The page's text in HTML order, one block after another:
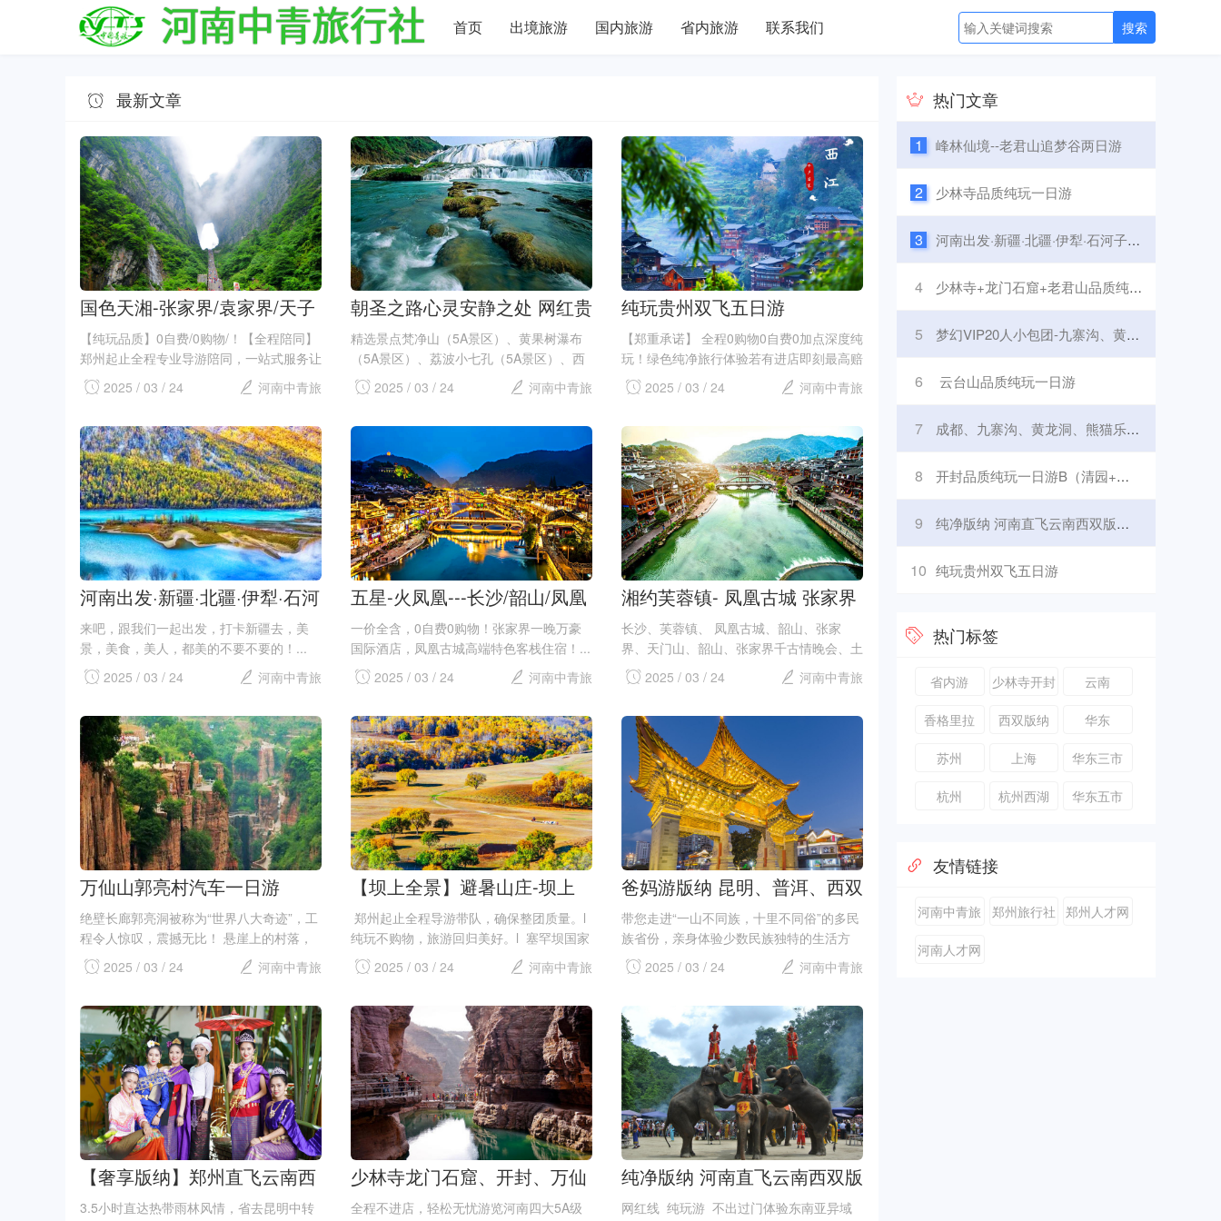
首页 出境旅游 国内旅游 省内旅游 联系我们
最新文章
国色天湘-张家界/袁家界/天子
山/金鞭溪、天门山（玻璃栈
道）、凤凰古城/芙蓉镇/张家
界千古情/苗寨/双飞5日游
【纯玩品质】0自费/0购物/！【全程陪同】
郑州起止全程专业导游陪同，一站式服务让
您玩的更舒心！...
2025 / 03 / 24 河南中青旅
朝圣之路心灵安静之处 网红贵
州六日游
精选景点梵净山（5A景区）、黄果树瀑布
（5A景区）、荔波小七孔（5A景区）、西
江千户苗寨（4A景区）、镇远古镇（5A景
区）、青岩古镇（5A景区）...
2025 / 03 / 24 河南中青旅
纯玩贵州双飞五日游
【郑重承诺】 全程0购物0自费0加点深度纯
玩！绿色纯净旅行体验若有进店即刻最高赔
付2000元！...
2025 / 03 / 24 河南中青旅
河南出发·新疆·北疆·伊犁·石河
子·绿色草原·红色兵团·之旅双
飞八日游
来吧，跟我们一起出发，打卡新疆去，美
景，美食，美人，都美的不要不要的！...
2025 / 03 / 24
河南中青旅
五星-火凤凰---长沙/韶山/凤凰
古城/墨戎夯吾苗寨/芙蓉镇/张
家 界国家森林公园/袁家界/杨
家界/金鞭溪 黄龙洞/乘地下河
含五星豪华六日游
一价全含，0自费0购物！张家界一晚万豪
国际酒店，凤凰古城高端特色客栈住宿！...
2025 / 03 / 24
河南中青旅
湘约芙蓉镇- 凤凰古城 张家界
芙蓉镇、土司城、 韶山、天门
山双卧6日游
长沙、芙蓉镇、 凤凰古城、韶山、张家
界、天门山、韶山、张家界千古情晚会、土
司城 千古情主题公园等你来！...
2025 / 03 / 24 河南中青旅
万仙山郭亮村汽车一日游
绝壁长廊郭亮洞被称为“世界八大奇迹”，工
程令人惊叹，震撼无比！ 悬崖上的村落，
有着淳朴的乡土风情，别有一番山村情
趣！...
2025 / 03 / 24 河南中青旅
【坝上全景】避暑山庄-坝上
草原-木兰围场-避暑山庄+乌兰
布统大草原+塞罕坝国家森林
公园 双卧五日游
郑州起止全程导游带队，确保整团质量。l
纯玩不购物，旅游回归美好。l 塞罕坝国家
森林公园+乌兰布统大草原+避暑山庄，内
容深度。...
2025 / 03 / 24 河南中青旅
爸妈游版纳 昆明、普洱、西双
版纳双飞6天 夕阳红之旅
带您走进“一山不同族，十里不同俗”的多民
族省份，亲身体验少数民族独特的生活方
式、解开他们神秘有趣的风土习俗！...
2025 / 03 / 24 河南中青旅
【奢享版纳】郑州直飞云南西
双版纳双飞5日纯玩游
3.5小时直达热带雨林风情，省去昆明中转
少林寺龙门石窟、开封、万仙
山、云台山、玻璃栈道五日游
全程不进店，轻松无忧游览河南四大5A级
纯净版纳 河南直飞云南西双版
纳5日游
网红线 纯玩游 不出过门体验东南亚异域
热门文章
1 峰林仙境--老君山追梦谷两日游
2 少林寺品质纯玩一日游
3 河南出发·新疆·北疆·伊犁·石河子·绿色草原·红色兵团·之旅双飞八日游
4 少林寺+龙门石窟+老君山品质纯玩两日游
5 梦幻VIP20人小包团-九寨沟、黄龙、熊猫基地五日游
6 云台山品质纯玩一日游
7 成都、九寨沟、黄龙洞、熊猫乐园、峨眉山、乐山大佛七日游
8 开封品质纯玩一日游B（清园+开封府+小宋城）
9 纯净版纳 河南直飞云南西双版纳5日游
10 纯玩贵州双飞五日游
热门标签
省内游
少林寺开封
云南
香格里拉 西双版纳 华东
苏州 上海 华东三市
杭州 杭州西湖 华东五市
友情链接
河南中青旅
郑州旅行社 郑州人才网
河南人才网